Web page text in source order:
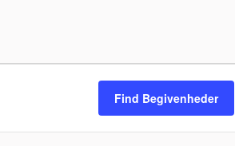
Find Begivenheder